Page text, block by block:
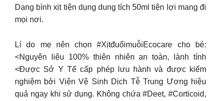
Dạng bình xịt tiện dụng dung tích 50ml tiện lợi mang đi
mọi nơi.
Lí do mẹ nên chọn #XịtđuổimuỗiEcocare cho bé:
<Nguyên liệu 100% thiên nhiên an toàn, lành tính
<Được Sở Y Tế cấp phép lưu hành và được kiểm
nghiệm bởi Viện Vệ Sinh Dịch Tễ Trung Ương hiệu
quả ngay khi sử dụng. Không chứa #Deet, #Corticoid,